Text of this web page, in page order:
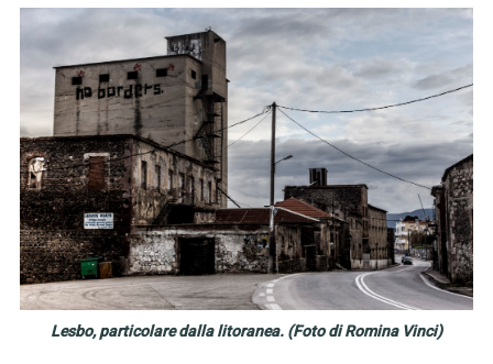
Lesbo, particolare dalla litoranea. (Foto di Romina Vinci)